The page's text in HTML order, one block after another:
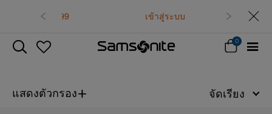
761-9999 เข้าสู่ระบบ
0
แสดงตัวกรอง+ จัดเรียง